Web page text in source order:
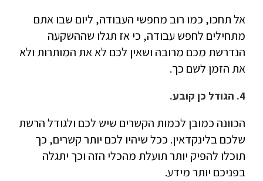
אל תחכו, כמו רוב מחפשי העבודה, ליום שבו אתם
מתחילים לחפש עבודה, כי אז תגלו שההשקעה
הנדרשת מכם מרובה ושאין לכם לא את המותרות ולא
את הזמן לשם כך.
4. הגודל כן קובע.
הכוונה כמובן לכמות הקשרים שיש לכם ולגודל הרשת
שלכם בלינקדאין. ככל שיהיו לכם יותר קשרים, כך
תוכלו להפיק יותר תועלת מהכלי הזה וכך יתגלה
בפניכם יותר מידע.